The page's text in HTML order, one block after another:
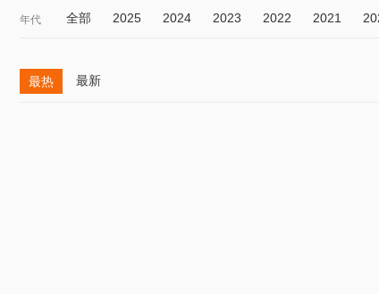
年代 全部 2025 2024 2023 2022 2021
最热 最新